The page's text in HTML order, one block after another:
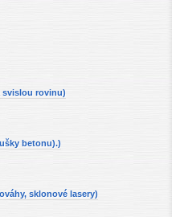
svislou rovinu)
betonu).)
sklonové lasery)